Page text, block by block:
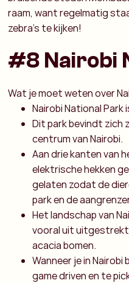
raam, want regelmatig
zebra’s te kijken!
#8 Nairobi
Wat je moet weten over
Nairobi National Park
Dit park bevindt zich
centrum van Nairobi.
Aan drie kanten van
elektrische hekken
gelaten zodat de
park en de
Het landschap van
vooral uit
acacia bomen.
Wanneer je in
game driven en te